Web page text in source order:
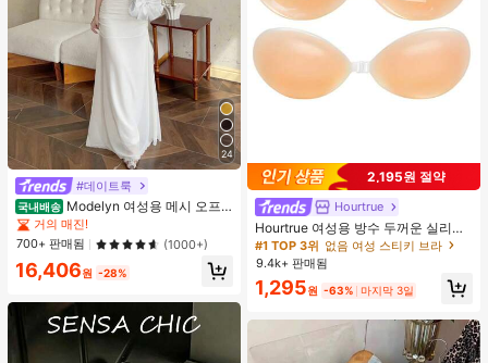
24
#데이트룩
국내배송 Modelyn 여성용 메시 오프
숄더 러치드 웨이스트 드레스, 결혼식,
데이트 나이트 용 우아한 드레스
거의 매진!
700+ 판매됨
(1000+)
16,406원 -28%
2,195원 절약
Hourtrue
Hourtrue 여성용 방수 두꺼운 실리콘
가슴 페탈, 작은 가슴 리프트업 & 푸시
인용, 웨딩 촬영 및 들러리용
#1 TOP 3위 없음 여성 스티키 브라
9.4k+ 판매됨
1,295원 -63% 마지막 3일